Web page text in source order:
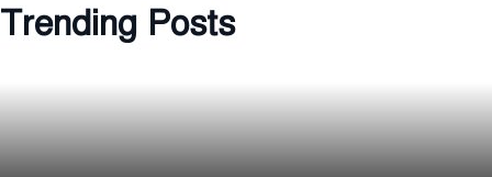
Trending Posts